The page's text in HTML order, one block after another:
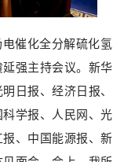
催化全分解硫化氢
强主持会议。新华
日报、经济日报、
学报、人民网、光
、中国能源报、新